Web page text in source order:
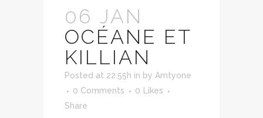
06 JAN
OCÉANE ET
KILLIAN
Posted at 22:55h in by Amtyone
0 Comments
0
Likes
Share